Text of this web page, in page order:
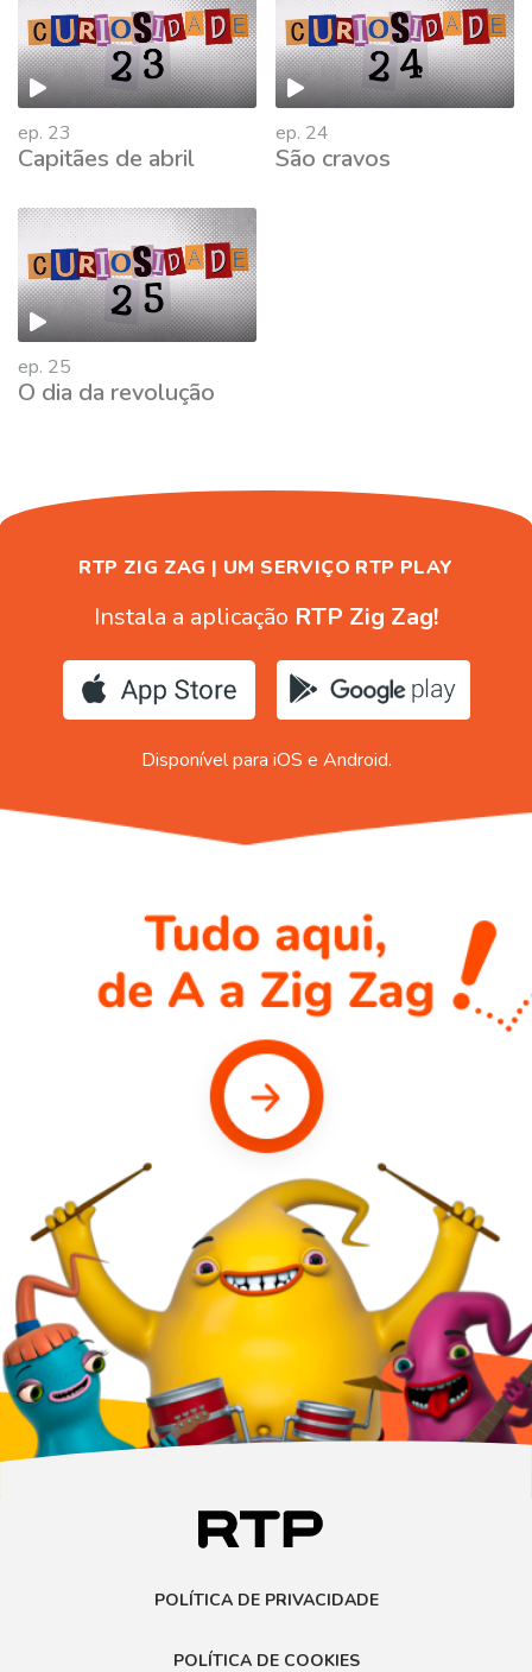
ep. 23
Capitães de abril
ep. 24
São cravos
ep. 25
O dia da revolução
763017
RTP ZIG ZAG | UM SERVIÇO RTP PLAY
Instala a aplicação RTP Zig Zag!
Disponível para iOS e Android.
POLÍTICA DE PRIVACIDADE
POLÍTICA DE COOKIES